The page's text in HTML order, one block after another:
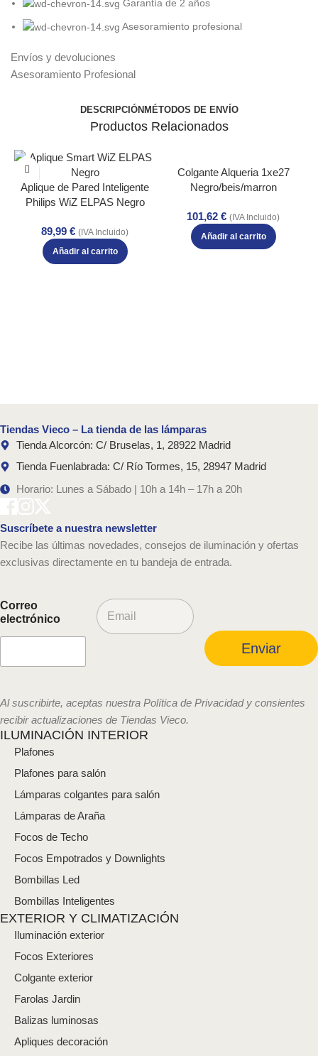
Garantía de 2 años
Asesoramiento profesional
Envíos y devoluciones
Asesoramiento Profesional
DESCRIPCIÓN MÉTODOS DE ENVÍO
Productos Relacionados
Aplique de Pared Inteligente
Philips WiZ ELPAS Negro
89,99 € (IVA Incluido)
Añadir al carrito
Colgante Alqueria 1xe27
Negro/beis/marron
101,62 € (IVA Incluido)
Añadir al carrito
Tiendas Vieco – La tienda de las lámparas
Tienda Alcorcón: C/ Bruselas, 1, 28922 Madrid
Tienda Fuenlabrada: C/ Río Tormes, 15, 28947 Madrid
Horario: Lunes a Sábado | 10h a 14h – 17h a 20h
Suscríbete a nuestra newsletter
Recibe las últimas novedades, consejos de iluminación y ofertas
exclusivas directamente en tu bandeja de entrada.
Correo
electrónico
C
o
l
c
t
ó
n
i
o
Enviar
Al suscribirte, aceptas nuestra Política de Privacidad y consientes
recibir actualizaciones de Tiendas Vieco.
ILUMINACIÓN INTERIOR
Plafones
Plafones para salón
Lámparas colgantes para salón
Lámparas de Araña
Focos de Techo
Focos Empotrados y Downlights
Bombillas Led
Bombillas Inteligentes
EXTERIOR Y CLIMATIZACIÓN
Iluminación exterior
Focos Exteriores
Colgante exterior
Farolas Jardin
Balizas luminosas
Apliques decoración